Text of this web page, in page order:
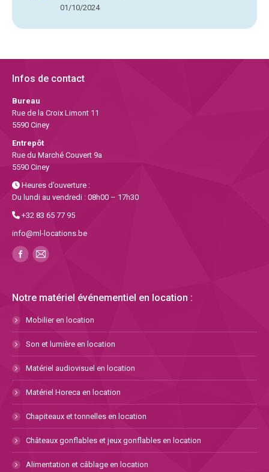
01/10/2024
Infos de contact
Bureau
Rue de la Croix Limont 11
5590 Ciney
Entrepôt
Rue du Marché Couvert 9a
5590 Ciney
Heures d’ouverture :
Du lundi au vendredi : 08h00 – 17h30
+32 83 65 77 95
info@ml-locations.be
Notre matériel événementiel en location :
Mobilier en location
Son et lumière en location
Matériel audiovisuel en location
Matériel Horeca en location
Chapiteaux et tonnelles en location
Châteaux gonflables et jeux gonflables en location
Alimentation et câblage en location